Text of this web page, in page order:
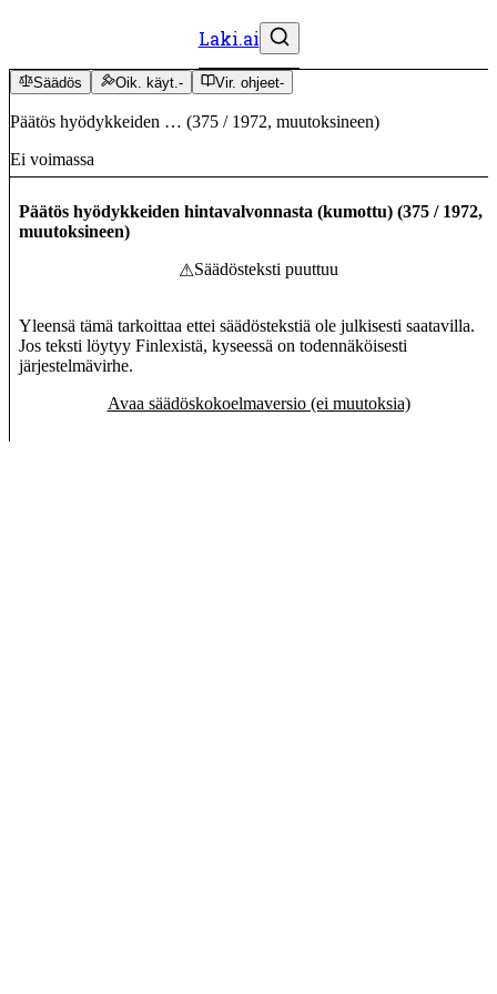
Laki.ai
Säädös Oik. käyt.- Vir. ohjeet-
Päätös hyödykkeiden … (375 / 1972, muutoksineen)
Ei voimassa
Päätös hyödykkeiden hintavalvonnasta (kumottu) (375 / 1972,
muutoksineen)
⚠Säädösteksti puuttuu
Yleensä tämä tarkoittaa ettei säädöstekstiä ole julkisesti saatavilla.
Jos teksti löytyy Finlexistä, kyseessä on todennäköisesti
järjestelmävirhe.
Avaa säädöskokoelmaversio (ei muutoksia)